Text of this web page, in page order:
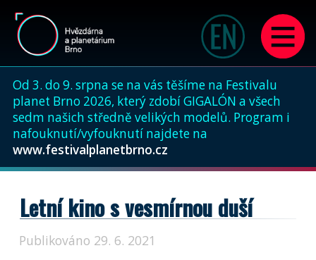
Od 3. do 9. srpna se na vás těšíme na Festivalu
planet Brno 2026, který zdobí GIGALÓN a všech
sedm našich středně velikých modelů. Program i
nafouknutí/vyfouknutí najdete na
www.festivalplanetbrno.cz
Letní kino s vesmírnou duší
Publikováno 29. 6. 2021